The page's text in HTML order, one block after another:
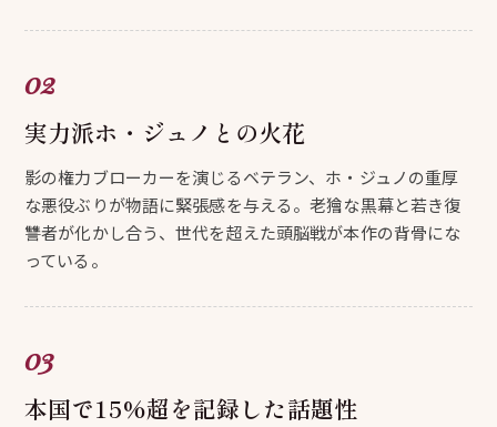
実力派ホ・ジュノとの火花
影の権力ブローカーを演じるベテラン、ホ・ジュノの重厚
な悪役ぶりが物語に緊張感を与える。老獪な黒幕と若き復
讐者が化かし合う、世代を超えた頭脳戦が本作の背骨にな
っている。
本国で15%超を記録した話題性